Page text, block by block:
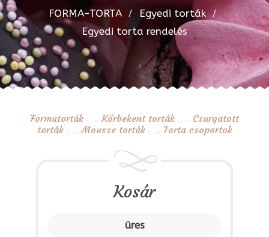
FORMA-TORTA
Egyedi torták
Egyedi torta rendelés
Formatorták Körbekent torták
Csurgatott
torták
Mousse torták Torta csoportok
Kosár
üres